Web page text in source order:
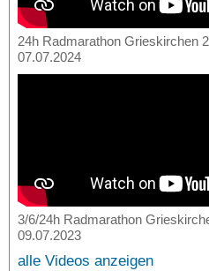
24h Radmarathon Grieskirchen
07.07.2024
3/6/24h Radmarathon
09.07.2023
alle Videos anzeigen